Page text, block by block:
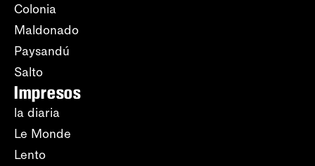
Colonia
Maldonado
Paysandú
Salto
Impresos
la diaria
Le Monde
Lento